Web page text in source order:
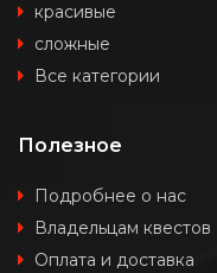
красивые
сложные
Все категории
Полезное
Подробнее о нас
Владельцам квестов
Оплата и доставка